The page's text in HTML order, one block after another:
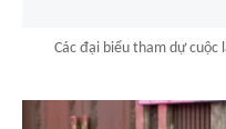
Các đại biểu tham dự cuộc